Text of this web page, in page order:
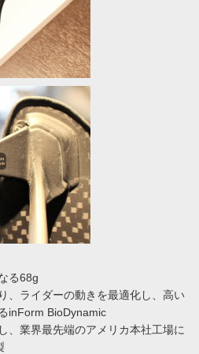
る68g
、ライダーの動きを最適化し、高い
inForm BioDynamic
、業界最先端のアメリカ本社工場に